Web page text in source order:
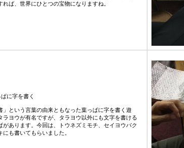
れば、世界にひとつの宝物になりますね。
に字を書く
」という言葉の由来ともなった葉っぱに字を書く遊
ラヨウが有名ですが、タラヨウ以外にも文字を書ける
があります。今回は、トウネズミモチ、セイヨウバク
にも書いてもらいました。